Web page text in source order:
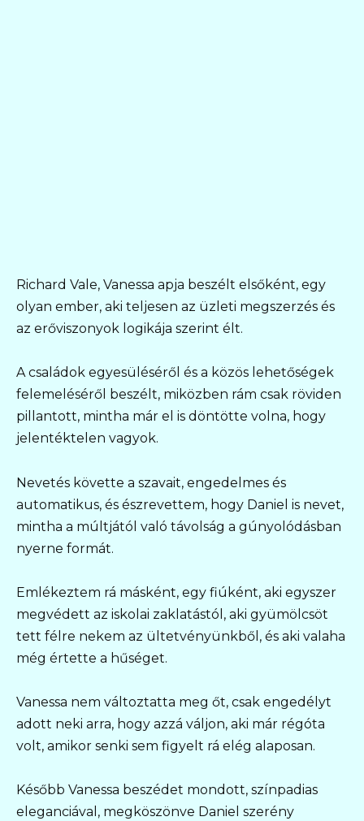
Richard Vale, Vanessa apja beszélt elsőként, egy
olyan ember, aki teljesen az üzleti megszerzés és
az erőviszonyok logikája szerint élt.
A családok egyesüléséről és a közös lehetőségek
felemeléséről beszélt, miközben rám csak röviden
pillantott, mintha már el is döntötte volna, hogy
jelentéktelen vagyok.
Nevetés követte a szavait, engedelmes és
automatikus, és észrevettem, hogy Daniel is nevet,
mintha a múltjától való távolság a gúnyolódásban
nyerne formát.
Emlékeztem rá másként, egy fiúként, aki egyszer
megvédett az iskolai zaklatástól, aki gyümölcsöt
tett félre nekem az ültetvényünkből, és aki valaha
még értette a hűséget.
Vanessa nem változtatta meg őt, csak engedélyt
adott neki arra, hogy azzá váljon, aki már régóta
volt, amikor senki sem figyelt rá elég alaposan.
Később Vanessa beszédet mondott, színpadias
eleganciával, megköszönve Daniel szerény